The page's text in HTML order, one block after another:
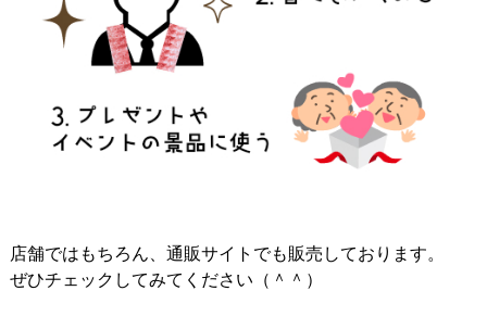
店舗ではもちろん、通販サイトでも販売しております。
ぜひチェックしてみてください（＾＾）